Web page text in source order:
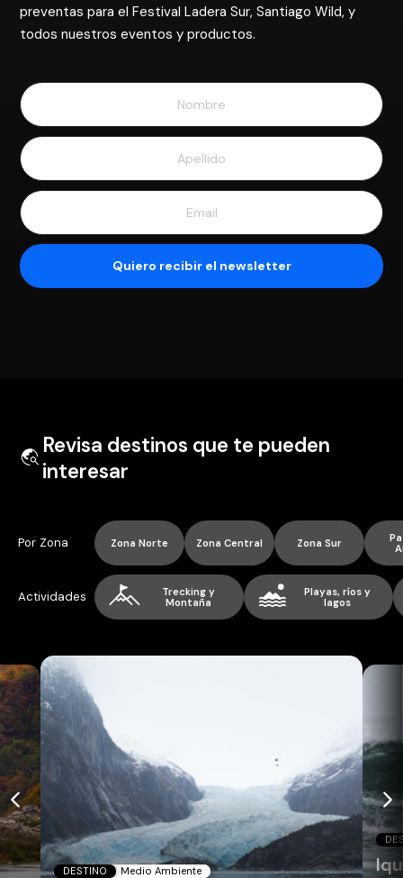
preventas para el Festival Ladera Sur, Santiago Wild, y
todos nuestros eventos y productos.
Revisa destinos que te pueden
interesar
Por Zona Zona Norte Zona Central Zona Sur
Actividades
Trecking y
Montaña
Playas, ríos y
lagos
DESTINO Medio Ambiente